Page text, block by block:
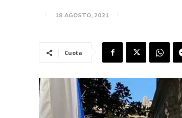
18 AGOSTO, 2021
Cuota